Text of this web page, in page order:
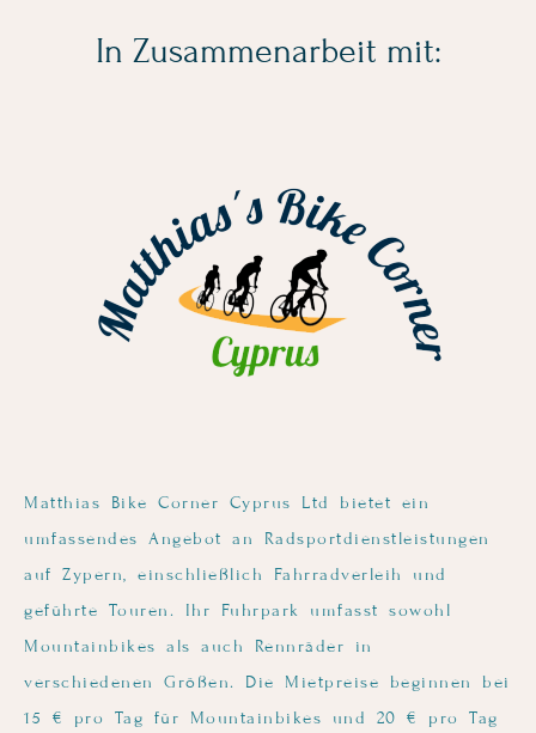
In Zusammenarbeit mit:
Matthias Bike Corner Cyprus Ltd bietet ein
umfassendes Angebot an Radsportdienstleistungen
auf Zypern, einschließlich Fahrradverleih und
geführte Touren. Ihr Fuhrpark umfasst sowohl
Mountainbikes als auch Rennräder in
verschiedenen Größen. Die Mietpreise beginnen bei
15 € pro Tag für Mountainbikes und 20 € pro Tag